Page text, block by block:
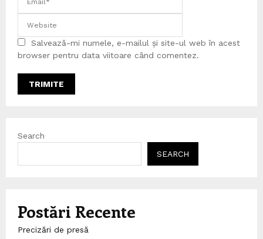
Salvează-mi numele, e-mailul și site-ul web în acest
browser pentru data viitoare când comentez.
Search
SEARCH
Postări Recente
Precizări de presă